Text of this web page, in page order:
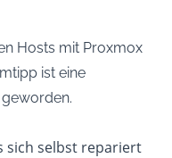
Hosts mit Proxmox
ist eine
sich selbst repariert